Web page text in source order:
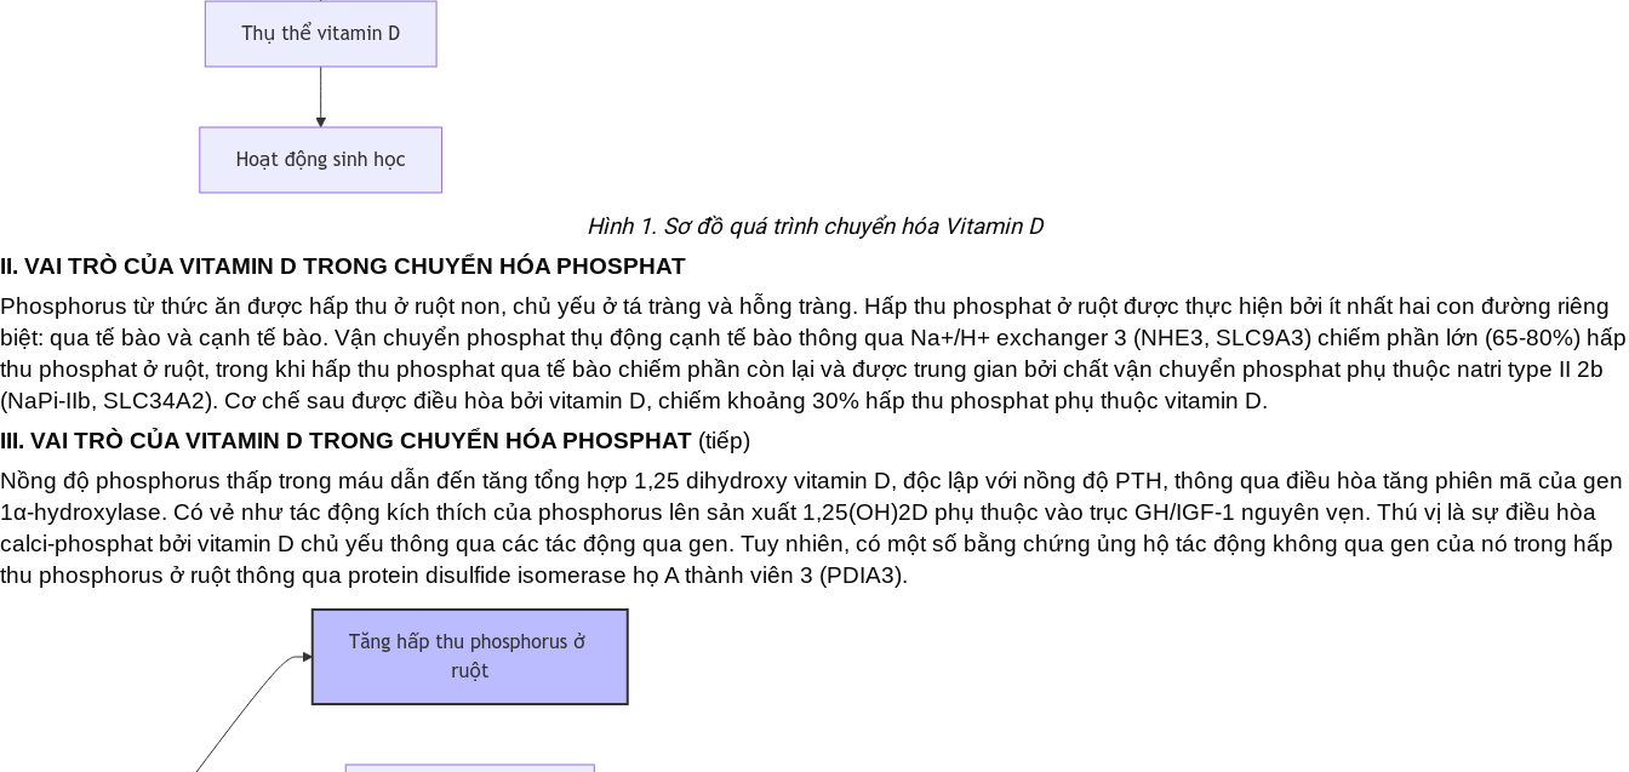
Hình 1. Sơ đồ quá trình chuyển hóa Vitamin D
II. VAI TRÒ CỦA VITAMIN D TRONG CHUYỂN HÓA PHOSPHAT
Phosphorus từ thức ăn được hấp thu ở ruột non, chủ yếu ở tá tràng và hỗng tràng. Hấp thu phosphat ở ruột được thực hiện bởi ít nhất hai con đường riêng
biệt: qua tế bào và cạnh tế bào. Vận chuyển phosphat thụ động cạnh tế bào thông qua Na+/H+ exchanger 3 (NHE3, SLC9A3) chiếm phần lớn (65-80%) hấp
thu phosphat ở ruột, trong khi hấp thu phosphat qua tế bào chiếm phần còn lại và được trung gian bởi chất vận chuyển phosphat phụ thuộc natri type II 2b
(NaPi-IIb, SLC34A2). Cơ chế sau được điều hòa bởi vitamin D, chiếm khoảng 30% hấp thu phosphat phụ thuộc vitamin D.
III. VAI TRÒ CỦA VITAMIN D TRONG CHUYỂN HÓA PHOSPHAT (tiếp)
Nồng độ phosphorus thấp trong máu dẫn đến tăng tổng hợp 1,25 dihydroxy vitamin D, độc lập với nồng độ PTH, thông qua điều hòa tăng phiên mã của gen
1α-hydroxylase. Có vẻ như tác động kích thích của phosphorus lên sản xuất 1,25(OH)2D phụ thuộc vào trục GH/IGF-1 nguyên vẹn. Thú vị là sự điều hòa
calci-phosphat bởi vitamin D chủ yếu thông qua các tác động qua gen. Tuy nhiên, có một số bằng chứng ủng hộ tác động không qua gen của nó trong hấp
thu phosphorus ở ruột thông qua protein disulfide isomerase họ A thành viên 3 (PDIA3).